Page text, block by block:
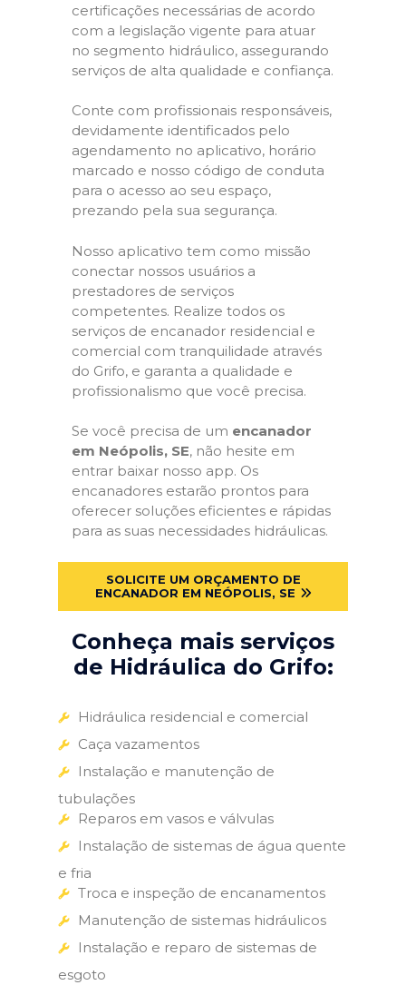
certificações necessárias de acordo
com a legislação vigente para atuar
no segmento hidráulico, assegurando
serviços de alta qualidade e confiança.
Conte com profissionais responsáveis,
devidamente identificados pelo
agendamento no aplicativo, horário
marcado e nosso código de conduta
para o acesso ao seu espaço,
prezando pela sua segurança.
Nosso aplicativo tem como missão
conectar nossos usuários a
prestadores de serviços
competentes. Realize todos os
serviços de encanador residencial e
comercial com tranquilidade através
do Grifo, e garanta a qualidade e
profissionalismo que você precisa.
Se você precisa de um encanador
em Neópolis, SE, não hesite em
entrar baixar nosso app. Os
encanadores estarão prontos para
oferecer soluções eficientes e rápidas
para as suas necessidades hidráulicas.
SOLICITE UM ORÇAMENTO DE
ENCANADOR EM NEÓPOLIS, SE
Conheça mais serviços
de Hidráulica do Grifo:
Hidráulica residencial e comercial
Caça vazamentos
Instalação e manutenção de
tubulações
Reparos em vasos e válvulas
Instalação de sistemas de água quente
e fria
Troca e inspeção de encanamentos
Manutenção de sistemas hidráulicos
Instalação e reparo de sistemas de
esgoto